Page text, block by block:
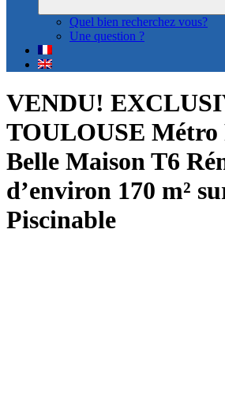
Quel bien recherchez vous?
Une question ?
VENDU!
TOULOUSE Métro
Belle Maison T6
d’environ 170 m²
Piscinable